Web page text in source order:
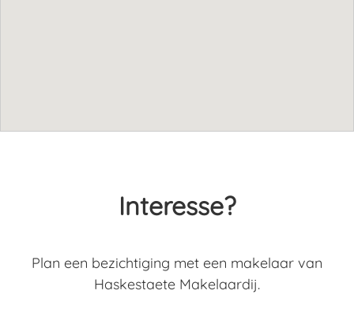
Interesse?
Plan een bezichtiging met een makelaar van
Haskestaete Makelaardij.